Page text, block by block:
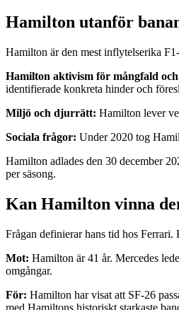
Hamilton utanför
Hamilton är den mest inflytelserika
Hamilton aktivism för mångfald
identifierade konkreta hinder och
Miljö och djurrätt: Hamilton lever
Sociala frågor: Under 2020 tog
Hamilton adlades den 30 december
per säsong.
Kan Hamilton vinna
Frågan definierar hans tid hos Ferrari.
Mot: Hamilton är 41 år. Mercedes
omgångar.
För: Hamilton har visat att SF-26
med Hamiltons historiskt starkaste